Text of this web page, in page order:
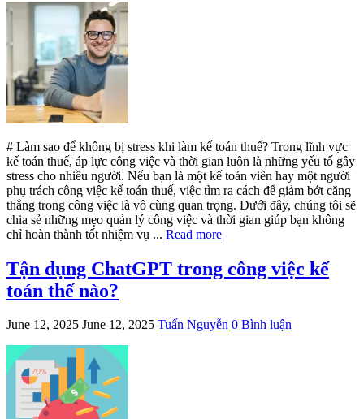
# Làm sao để không bị stress khi làm kế toán thuế? Trong lĩnh vực
kế toán thuế, áp lực công việc và thời gian luôn là những yếu tố gây
stress cho nhiều người. Nếu bạn là một kế toán viên hay một người
phụ trách công việc kế toán thuế, việc tìm ra cách để giảm bớt căng
thẳng trong công việc là vô cùng quan trọng. Dưới đây, chúng tôi sẽ
chia sẻ những mẹo quản lý công việc và thời gian giúp bạn không
chỉ hoàn thành tốt nhiệm vụ ... Read more
Tận dụng ChatGPT trong công việc kế
toán thế nào?
June 12, 2025 June 12, 2025 Tuấn Nguyễn 0 Bình luận